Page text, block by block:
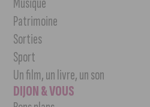
Patrimoine
Sorties
Sport
Un film, un livre, un son
DIJON & VOUS